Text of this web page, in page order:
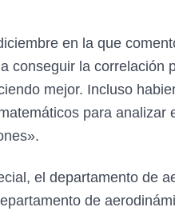
en la que
conseguir la correlación
mejor. Incluso
para analizar
el departamento de
de